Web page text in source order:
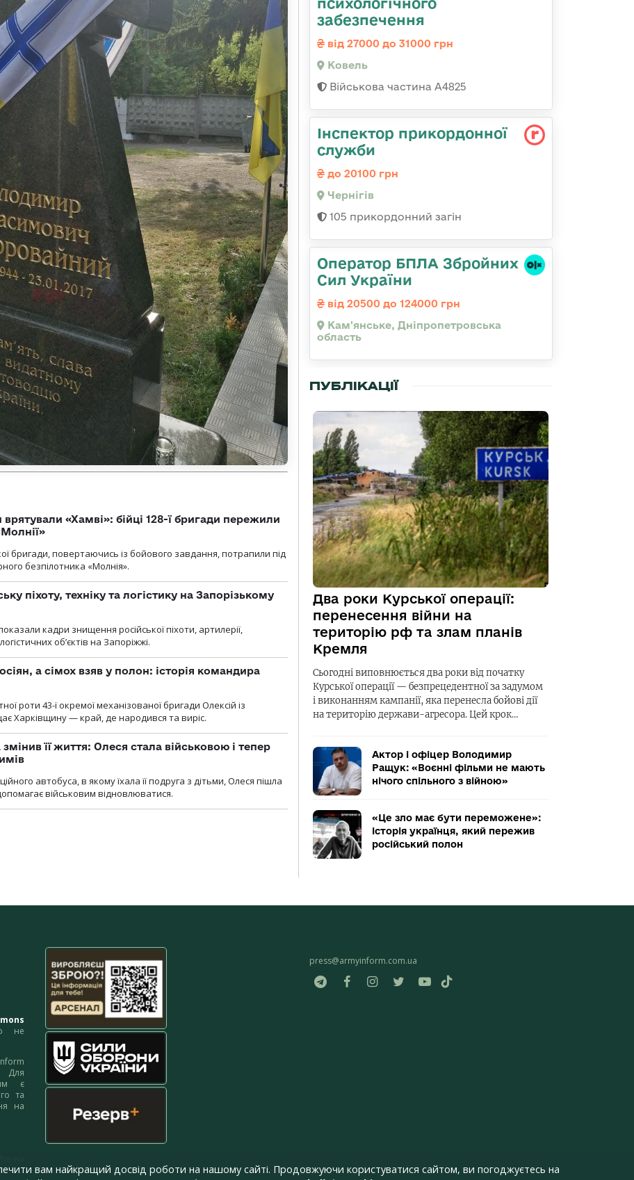
врятували «Хамві»: бійці 128-ї бригади пережили
бригади, повертаючись із бойового завдання, потрапили під
безпілотника «Молнія».
піхоту, техніку та логістику на Запорізькому
кадри знищення російської піхоти, артилерії,
об’єктів на Запоріжжі.
а сімох взяв у полон: історія командира
роти 43-ї окремої механізованої бригади Олексій із
Харківщину — край, де народився та виріс.
змінив її життя: Олеся стала військовою і тепер
автобуса, в якому їхала її подруга з дітьми, Олеся пішла
військовим відновлюватися.
забезпечення
від 27000 до 31000 грн
Ковель
Військова частина А4825
Інспектор прикордонної
служби
до 20100 грн
Чернігів
105 прикордонний загін
Оператор БПЛА Збройних
Сил України
від 20500 до 124000 грн
Кам'янське, Дніпропетровська
область
ПУБЛІКАЦІЇ
Два роки Курської операції:
перенесення війни на
територію рф та злам планів
Кремля
Сьогодні виповнюється два роки від початку
Курської операції — безпрецедентної за задумом
і виконанням кампанії, яка перенесла бойові дії
на територію держави-агресора. Цей крок…
Актор і офіцер Володимир
Ращук: «Воєнні фільми не мають
нічого спільного з війною»
«Це зло має бути переможене»:
історія українця, який пережив
російський полон
не
Для
є
та
на
press@armyinform.com.ua
вам найкращий досвід роботи на нашому сайті. Продовжуючи користуватися сайтом, ви погоджуєтесь на